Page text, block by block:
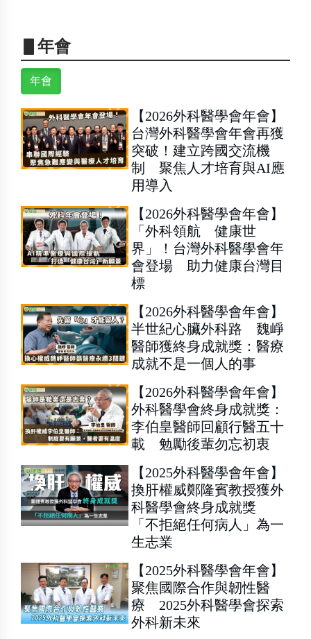
▋年會
年會
【2026外科醫學會年會】
台灣外科醫學會年會再獲
突破！建立跨國交流機
制 聚焦人才培育與AI應
用導入
【2026外科醫學會年會】
「外科領航 健康世
界」！台灣外科醫學會年
會登場 助力健康台灣目
標
【2026外科醫學會年會】
半世紀心臟外科路 魏崢
醫師獲終身成就獎：醫療
成就不是一個人的事
【2026外科醫學會年會】
外科醫學會終身成就獎：
李伯皇醫師回顧行醫五十
載 勉勵後輩勿忘初衷
【2025外科醫學會年會】
換肝權威鄭隆賓教授獲外
科醫學會終身成就獎
「不拒絕任何病人」為一
生志業
【2025外科醫學會年會】
聚焦國際合作與韌性醫
療 2025外科醫學會探索
外科新未來